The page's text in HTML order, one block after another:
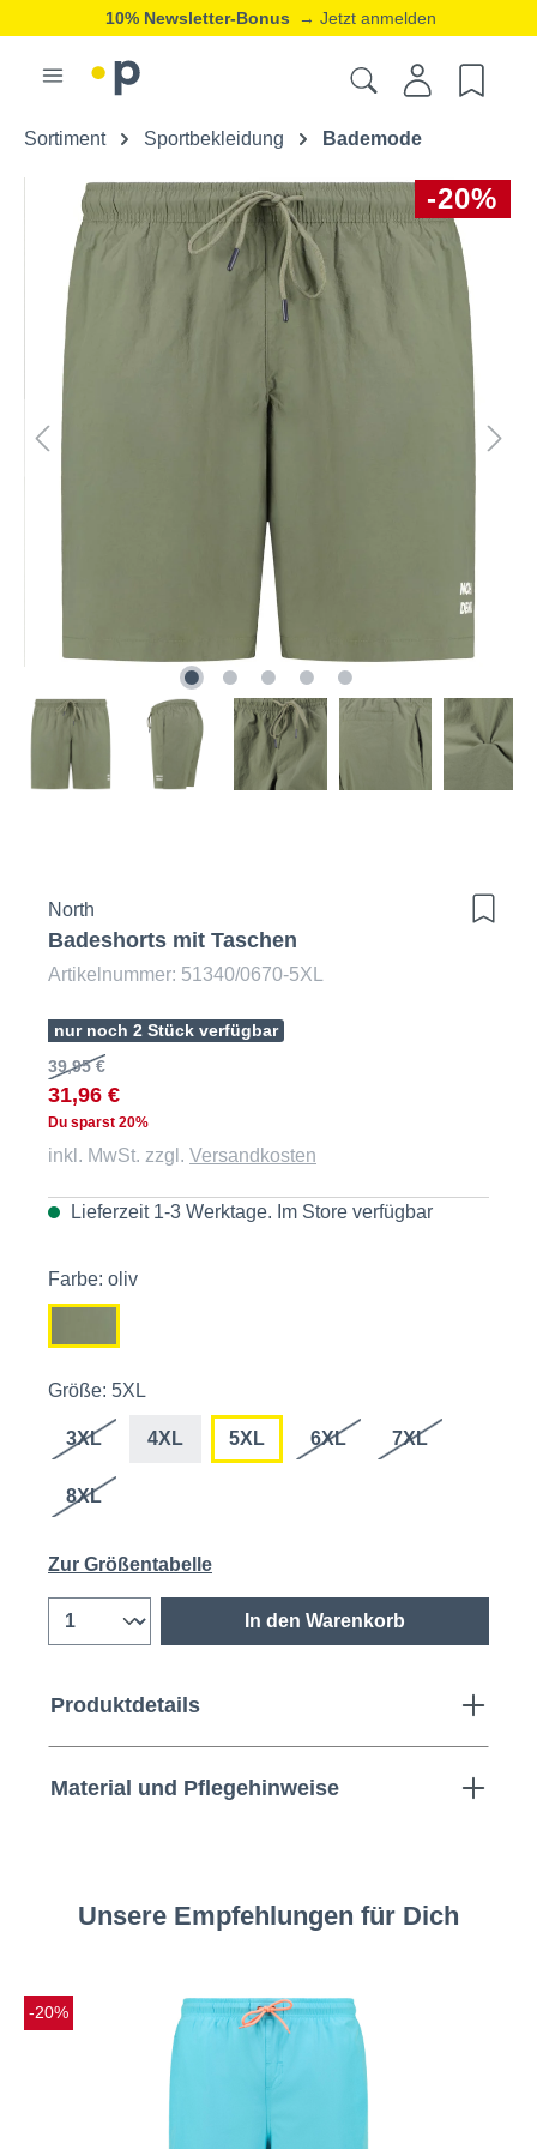
10% Newsletter-Bonus → Jetzt anmelden
Sortiment Sportbekleidung Bademode
-20%
North
Badeshorts mit Taschen
Artikelnummer: 51340/0670-5XL
nur noch 2 Stück verfügbar
39,95 €
31,96 €
Du sparst 20%
inkl. MwSt. zzgl. Versandkosten
Lieferzeit 1-3 Werktage. Im Store verfügbar
Farbe: oliv
Größe: 5XL
3XL 4XL 5XL 6XL 7XL
8XL
Zur Größentabelle
In den Warenkorb
Produktdetails
Material und Pflegehinweise
Unsere Empfehlungen für Dich
-20%